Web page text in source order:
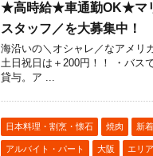
★高時給★車通勤OK★マ
スタッフ／を大募集中！
海沿いの＼オシャレ／なアメリ
土日祝日は＋200円！！ ・バス
貸与。ア ...
日本料理・割烹・懐石 焼肉 新
アルバイト・パート 大阪 エリア